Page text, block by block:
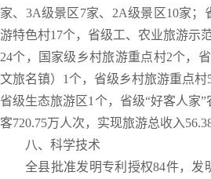
家、3A级景区7家、2A级景区10家；
游特色村17个，省级工、农业旅游示
24个，国家级乡村旅游重点村2个，
文旅名镇）1个，省级乡村旅游重点村
省级生态旅游区1个，省级“好客人家
客720.75万人次，实现旅游总收入
八、科学技术
全县批准发明专利授权84件，发